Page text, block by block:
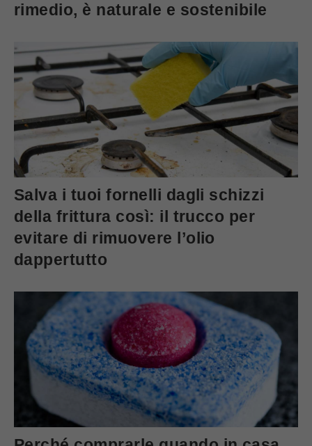
rimedio, è naturale e sostenibile
Salva i tuoi fornelli dagli schizzi
della frittura così: il trucco per
evitare di rimuovere l’olio
dappertutto